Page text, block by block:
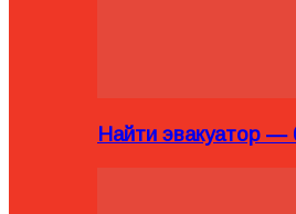
Найти эвакуатор